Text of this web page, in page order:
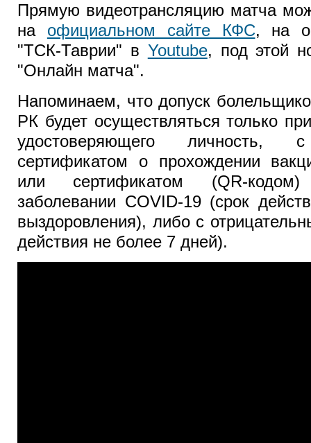
Прямую видеотрансляцию матча
на официальном сайте КФС, на
"ТСК-Таврии" в Youtube, под этой
"Онлайн матча".
Напоминаем, что допуск
РК будет осуществляться только
удостоверяющего
сертификатом о прохождении
или сертификатом (QR-
заболевании COVID-19 (срок
выздоровления), либо с
действия не более 7 дней).